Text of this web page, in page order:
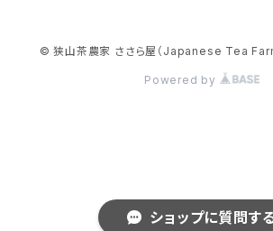
ショップに質問す
© 狭山茶農家 ささら屋（Japanese Tea
Powered by